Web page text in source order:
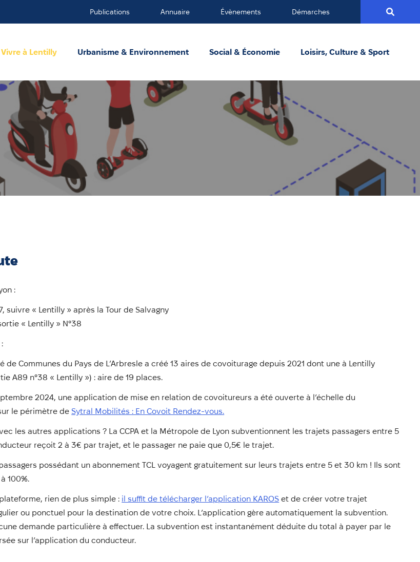
Publications Annuaire Évènements Démarches
Vivre à Lentilly Urbanisme & Environnement Social & Économie Loisirs, Culture & Sport
:
suivre « Lentilly » après la Tour de Salvagny
« Lentilly » N°38
de Communes du Pays de L’Arbresle a créé 13 aires de covoiturage depuis 2021 dont une à Lentilly
A89 n°38 « Lentilly ») : aire de 19 places.
2024, une application de mise en relation de covoitureurs a été ouverte à l’échelle du
le périmètre deSytral Mobilités : En Covoit Rendez-vous.
les autres applications ? La CCPA et la Métropole de Lyon subventionnent les trajets passagers entre 5
reçoit 2 à 3€ par trajet, et le passager ne paie que 0,5€ le trajet.
possédant un abonnement TCL voyagent gratuitement sur leurs trajets entre 5 et 30 km ! Ils sont
100%.
rien de plus simple : il suffit de télécharger l’application KAROS et de créer votre trajet
ou ponctuel pour la destination de votre choix. L’application gère automatiquement la subvention.
demande particulière à effectuer. La subvention est instantanément déduite du total à payer par le
sur l’application du conducteur.